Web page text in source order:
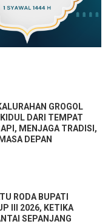
GROGOL
DARI TEMPAT
MENJAGA TRADISI,
DEPAN
RODA BUPATI
III 2026, KETIKA
SEPANJANG